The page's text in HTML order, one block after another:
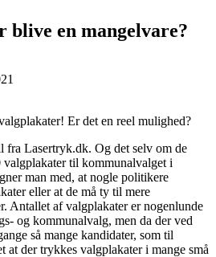
blive en mangelvare?
Er det en reel mulighed?
fra Lasertryk.dk. Og det selv om de
til kommunalvalget i
man med, at nogle politikere
eller at de må ty til mere
Antallet af valgplakater er nogenlunde
og kommunalvalg, men da der ved
så mange kandidater, som til
at der trykkes valgplakater i mange små